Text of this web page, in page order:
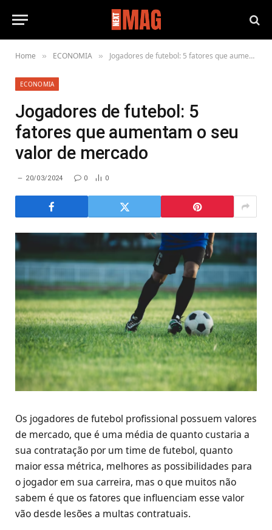
Home » ECONOMIA » Jogadores de futebol: 5 fatores que aumentam o seu valor de mercado
ECONOMIA
Jogadores de futebol: 5
fatores que aumentam o seu
valor de mercado
20/03/2024 0 0
Os jogadores de futebol profissional possuem valores
de mercado, que é uma média de quanto custaria a
sua contratação por um time de futebol, quanto
maior essa métrica, melhores as possibilidades para
o jogador em sua carreira, mas o que muitos não
sabem é que os fatores que influenciam esse valor
vão desde lesões a multas contratuais.